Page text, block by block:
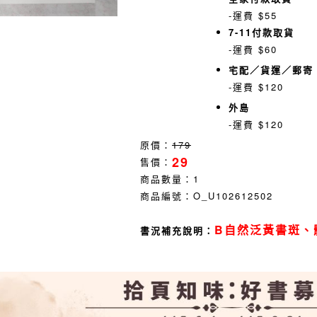
-運費 $55
7-11付款取貨
-運費 $60
宅配／貨運／郵寄
-運費 $120
外島
-運費 $120
原價： 179
售價： 29
商品數量： 1
商品編號： O_U102612502
書況補充說明： B自然泛黃書斑、